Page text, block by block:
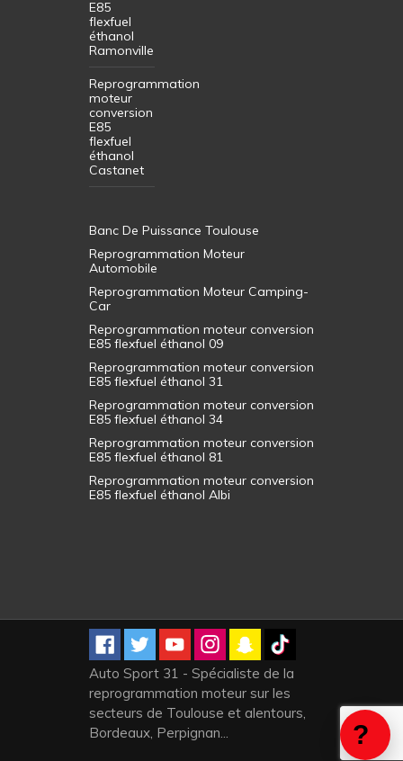
E85
flexfuel
éthanol
Ramonville
Reprogrammation
moteur
conversion
E85
flexfuel
éthanol
Castanet
Banc De Puissance Toulouse
Reprogrammation Moteur
Automobile
Reprogrammation Moteur Camping-
Car
Reprogrammation moteur conversion
E85 flexfuel éthanol 09
Reprogrammation moteur conversion
E85 flexfuel éthanol 31
Reprogrammation moteur conversion
E85 flexfuel éthanol 34
Reprogrammation moteur conversion
E85 flexfuel éthanol 81
Reprogrammation moteur conversion
E85 flexfuel éthanol Albi
Auto Sport 31 - Spécialiste de la
reprogrammation moteur sur les
secteurs de Toulouse et alentours,
Bordeaux, Perpignan...